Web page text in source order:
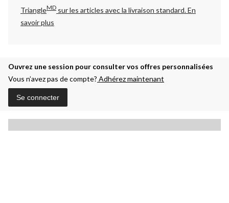
TriangleMD sur les articles avec la livraison standard.En
savoir plus
Ouvrez une session pour consulter vos offres personnalisées
Vous n’avez pas de compte? Adhérez maintenant
Se connecter